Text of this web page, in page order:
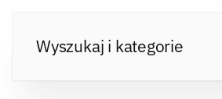
Wyszukaj i kategorie